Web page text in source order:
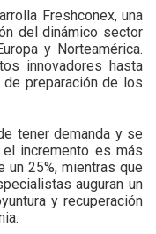
Freshconex, una
del dinámico sector
y Norteamérica.
innovadores hasta
preparación de los
tener demanda y se
incremento es más
un 25%, mientras que
auguran un
y recuperación